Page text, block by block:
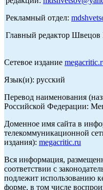
Рекламный отдел:
Главный редактор
Сетевое издание
Язык(и): русский
Перевод наименования
Российской Федерации:
Доменное имя сайта в
телекоммуникационной
издания): megacritic.ru
Вся информация,
соответствии с
подлежит использованию
форме, в том числе